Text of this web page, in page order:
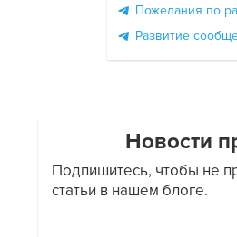
Пожелания по
Развитие
Новости
Подпишитесь, чтобы не
статьи в нашем блоге.